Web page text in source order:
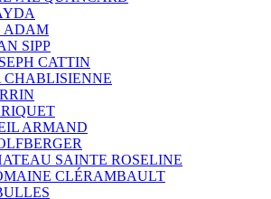
ADAM
SIPP
CATTIN
CHABLISIENNE
ARMAND
SAINTE ROSELINE
CLÉRAMBAULT